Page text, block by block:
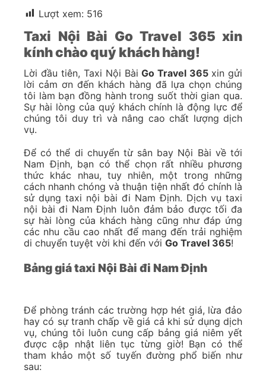
Lượt xem: 516
Taxi Nội Bài Go Travel 365 xin
kính chào quý khách hàng!
Lời đầu tiên, Taxi Nội BàiGo Travel 365 xin gửi
lời cảm ơn đến khách hàng đã lựa chọn chúng
tôi làm bạn đồng hành trong suốt thời gian qua.
Sự hài lòng của quý khách chính là động lực để
chúng tôi duy trì và nâng cao chất lượng dịch
vụ.
Để có thể di chuyển từ sân bay Nội Bài về tới
Nam Định, bạn có thể chọn rất nhiều phương
thức khác nhau, tuy nhiên, một trong những
cách nhanh chóng và thuận tiện nhất đó chính là
sử dụng taxi nội bài đi Nam Định. Dịch vụ taxi
nội bài đi Nam Định luôn đảm bảo được tối đa
sự hài lòng của khách hàng cũng như đáp ứng
các nhu cầu cao nhất để mang đến trải nghiệm
di chuyển tuyệt vời khi đến với Go Travel 365!
Bảng giá taxi Nội Bài đi Nam Định
Để phòng tránh các trường hợp hét giá, lừa đảo
hay có sự tranh chấp về giá cả khi sử dụng dịch
vụ, chúng tôi luôn cung cấp bảng giá niêm yết
được cập nhật liên tục từng giờ! Bạn có thể
tham khảo một số tuyến đường phổ biến như
sau: